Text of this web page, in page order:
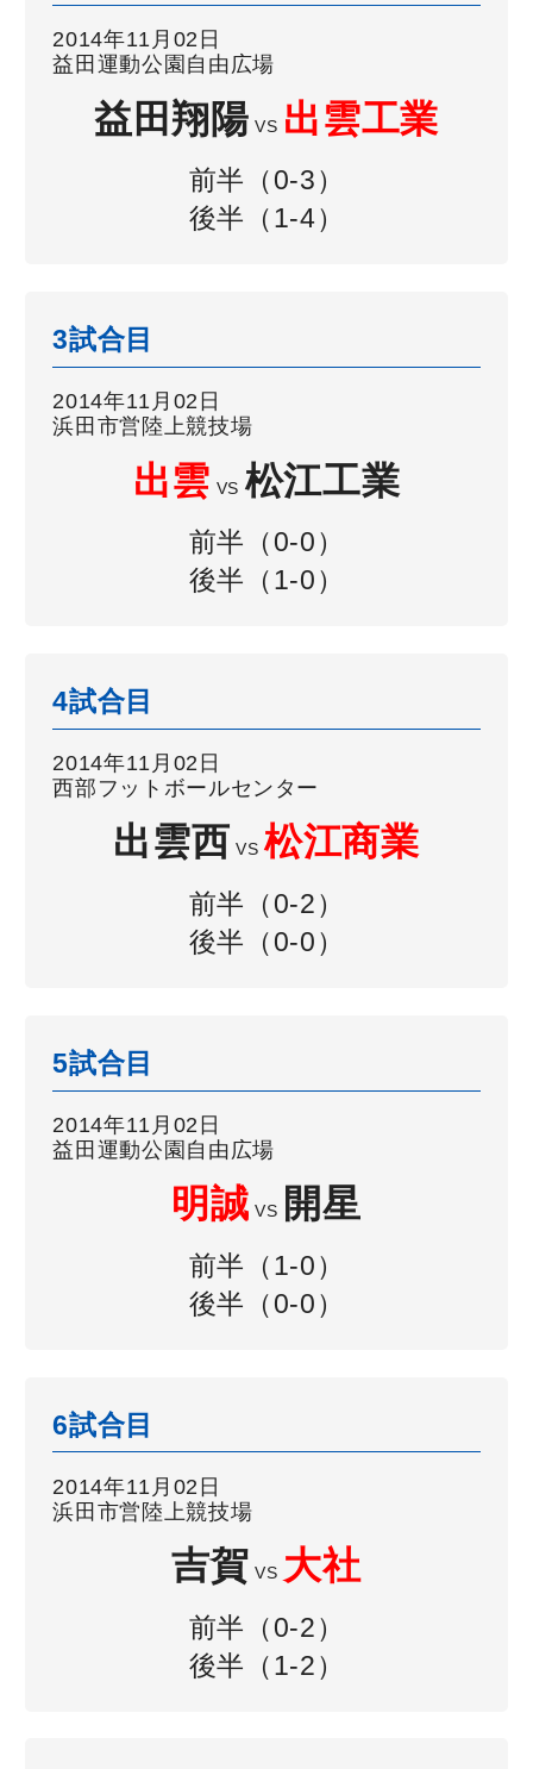
2014年11月02日
益田運動公園自由広場
益田翔陽 VS 出雲工業
前半（0-3）
後半（1-4）
3試合目
2014年11月02日
浜田市営陸上競技場
出雲 VS 松江工業
前半（0-0）
後半（1-0）
4試合目
2014年11月02日
西部フットボールセンター
出雲西 VS 松江商業
前半（0-2）
後半（0-0）
5試合目
2014年11月02日
益田運動公園自由広場
明誠 VS 開星
前半（1-0）
後半（0-0）
6試合目
2014年11月02日
浜田市営陸上競技場
吉賀 VS 大社
前半（0-2）
後半（1-2）